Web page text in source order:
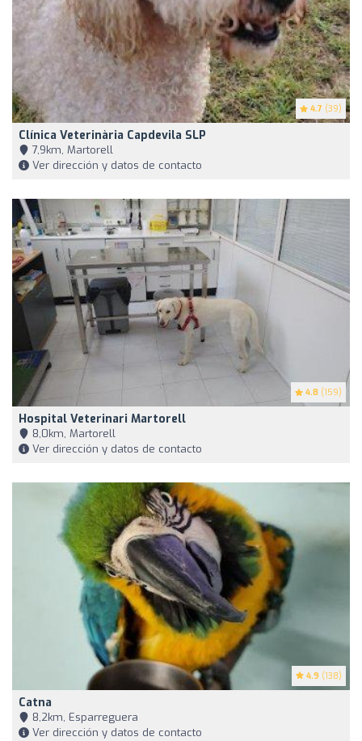
4.7 (39)
Clínica Veterinària Capdevila SLP
7,9km, Martorell
Ver dirección y datos de contacto
4.8 (159)
Hospital Veterinari Martorell
8,0km, Martorell
Ver dirección y datos de contacto
4.9 (138)
Catna
8,2km, Esparreguera
Ver dirección y datos de contacto